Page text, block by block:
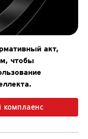
акт,
чтобы
комплаенс